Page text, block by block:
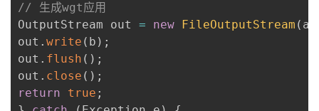
// 生成wgt应用
OutputStream out = new FileOutputStream (
out . write ( b ) ;
out . flush ( ) ;
out . close ( ) ;
return
true ;